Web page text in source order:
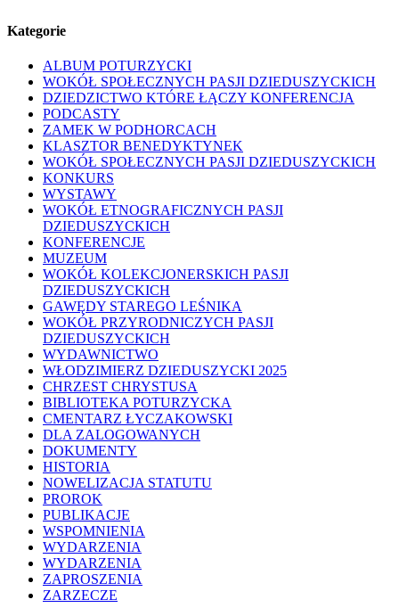
Kategorie
ALBUM POTURZYCKI
WOKÓŁ SPOŁECZNYCH PASJI DZIEDUSZYCKICH
DZIEDZICTWO KTÓRE ŁĄCZY KONFERENCJA
PODCASTY
ZAMEK W PODHORCACH
KLASZTOR BENEDYKTYNEK
WOKÓŁ SPOŁECZNYCH PASJI DZIEDUSZYCKICH
KONKURS
WYSTAWY
WOKÓŁ ETNOGRAFICZNYCH PASJI
DZIEDUSZYCKICH
KONFERENCJE
MUZEUM
WOKÓŁ KOLEKCJONERSKICH PASJI
DZIEDUSZYCKICH
GAWĘDY STAREGO LEŚNIKA
WOKÓŁ PRZYRODNICZYCH PASJI
DZIEDUSZYCKICH
WYDAWNICTWO
WŁODZIMIERZ DZIEDUSZYCKI 2025
CHRZEST CHRYSTUSA
BIBLIOTEKA POTURZYCKA
CMENTARZ ŁYCZAKOWSKI
DLA ZALOGOWANYCH
DOKUMENTY
HISTORIA
NOWELIZACJA STATUTU
PROROK
PUBLIKACJE
WSPOMNIENIA
WYDARZENIA
WYDARZENIA
ZAPROSZENIA
ZARZECZE